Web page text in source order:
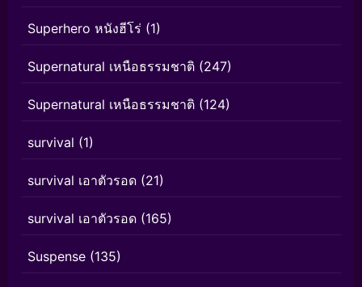
Superhero หนังฮีโร่ (1)
Supernatural เหนือธรรมชาติ (247)
Supernatural เหนือธรรมชาติ (124)
survival (1)
survival เอาตัวรอด (21)
survival เอาตัวรอด (165)
Suspense (135)